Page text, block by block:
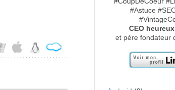
#Astuce
CEO
et père fondateur